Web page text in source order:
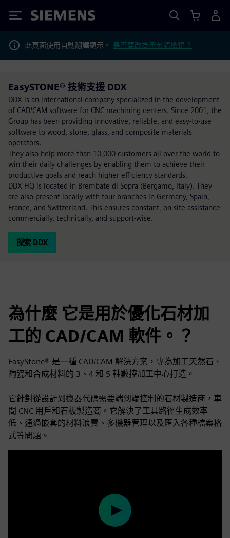
Siemens
此頁面使用自動翻譯顯示。 是否要改為用英語檢視？
EasySTONE® 技術支援 DDX
DDX is an international company specialized in the development
of CAD/CAM software for CNC machining centers. Since 2001, the
Group has been providing innovative, reliable, and easy-to-use
software to wood, stone, glass, and composite materials
operators.
They also help more than 10,000 customers all over the world to
win their daily challenges by enabling them to achieve their
productive goals and reach higher efficiency standards.
DDX HQ is located in Brembate di Sopra (Bergamo, Italy). They
are also present locally with four branches in Germany, Spain,
France, and Switzerland. This ensures constant, on-site assistance
commercially, technically, and support-wise.
探索 DDX
為什麼 它是用於優化石材加
工的 CAD/CAM 軟件。？
EasyStone® 是一種 CAD/CAM 解決方案，專為加工天然石、
陶瓷和合成材料的 3、4 和 5 軸數控加工中心打造。
它針對從設計到機器代碼需要端到端控制的石材製造商，車
間 CNC 用戶和石板製造商。它解決了工具路徑生成效率
低、通過嵌套的材料浪費、多機器管理以及匯入各種檔案格
式等問題。
Play